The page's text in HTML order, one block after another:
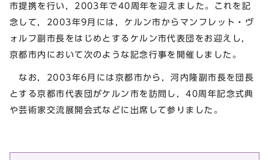
市提携を行い，2003年で40周年を迎えました。これを記
念して，2003年9月には，ケルン市からマンフレット・ヴ
ォルフ副市長をはじめとするケルン市代表団をお迎えし，
京都市内において次のような記念行事を開催しました。
なお，2003年6月には京都市から，河内隆副市長を団長
とする京都市代表団がケルン市を訪問し，40周年記念式典
や芸術家交流展開会式などに出席して参りました。